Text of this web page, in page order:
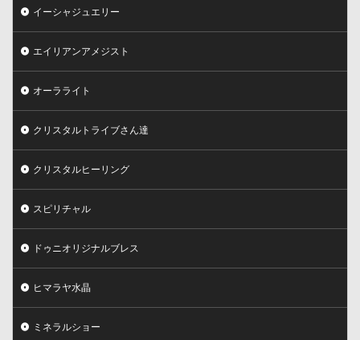
イーシャジュエリー
エイリアンアメジスト
オーラライト
クリスタルトライブさん達
クリスタルヒーリング
スピリチャル
ドゥニオリジナルブレス
ヒマラヤ水晶
ミネラルショー